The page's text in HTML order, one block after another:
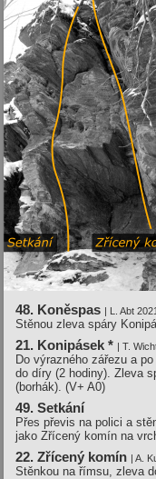
48. Koněspas | L. Abt
Stěnou zleva spáry
21. Konipásek * | T.
Do výrazného zářezu a
do díry (2 hodiny). Zleva
(borhák). (V+ A0)
49. Setkání
Přes převis na polici a
jako Zřícený komín na
22. Zří­cený komí­n | A.
Stěnkou na římsu, zleva